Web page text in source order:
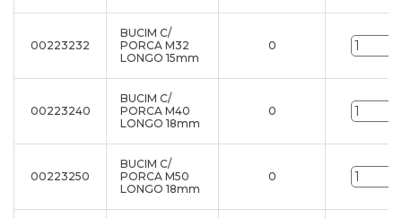
00223232
BUCIM C/
PORCA M32
LONGO 15mm
0
00223240
BUCIM C/
PORCA M40
LONGO 18mm
0
00223250
BUCIM C/
PORCA M50
LONGO 18mm
0